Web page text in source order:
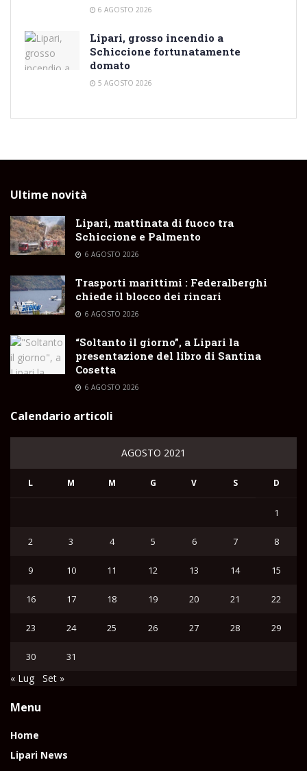
6 AGOSTO 2026
Lipari, grosso incendio a
Schiccione fortunatamente
domato
5 AGOSTO 2026
Ultime novità
Lipari, mattinata di fuoco tra
Schiccione e Palmento
6 AGOSTO 2026
Trasporti marittimi : Federalberghi
chiede il blocco dei rincari
6 AGOSTO 2026
“Soltanto il giorno”, a Lipari la
presentazione del libro di Santina
Cosetta
6 AGOSTO 2026
Calendario articoli
AGOSTO 2021
L M M G V S D
1
2 3 4 5 6 7 8
9 10 11 12 13 14 15
16 17 18 19 20 21 22
23 24 25 26 27 28 29
30 31
« Lug Set »
Menu
Home
Lipari News